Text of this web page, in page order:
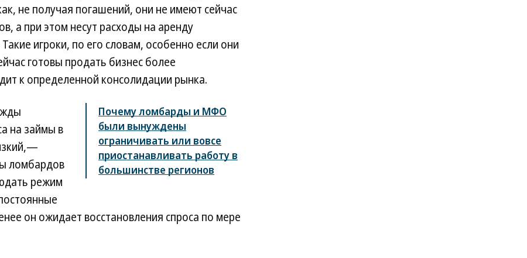
не получая погашений, они не имеют сейчас
а при этом несут расходы на аренду
игроки, по его словам, особенно если они
готовы продать бизнес более
к определенной консолидации рынка.
Почему ломбарды и МФО
были вынуждены
ограничивать или вовсе
приостанавливать работу в
большинстве регионов
на займы в
ломбардов
режим
он ожидает восстановления спроса по мере